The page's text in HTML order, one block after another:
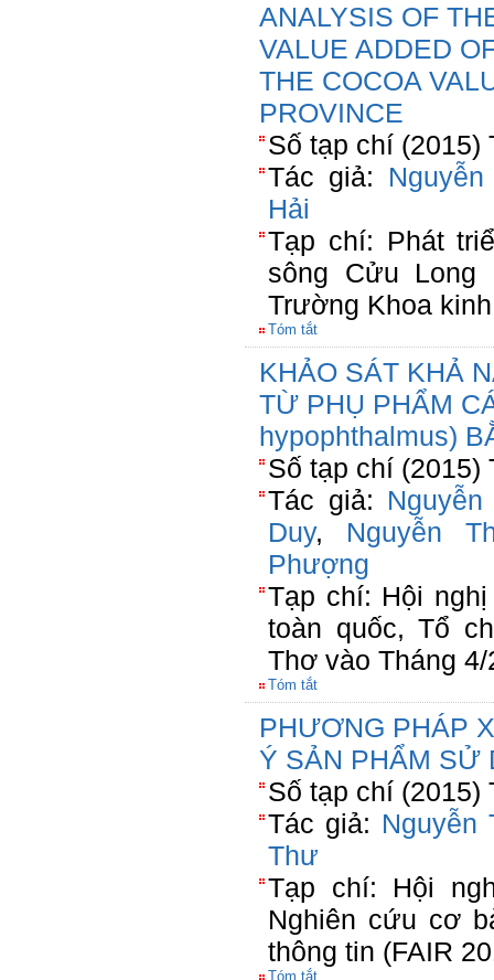
ANALYSIS OF
VALUE ADDED
THE COCOA
PROVINCE
Số tạp chí (2015)
Tác giả:
Hải
Tạp chí: Phát
sông Cửu
Trường Khoa
Tóm tắt
KHẢO SÁT KHẢ
TỪ PHỤ PHẨM
hypophthalmus)
Số tạp chí (2015)
Tác giả:
Duy, Nguyễn
Phượng
Tạp chí: Hội
toàn quốc, Tổ
Thơ vào Tháng 4/
Tóm tắt
PHƯƠNG PHÁP
Ý SẢN PHẨM SỬ
Số tạp chí (2015)
Tác giả: Nguyễn
Thư
Tạp chí: Hội
Nghiên cứu cơ
thông tin (FAIR
Tóm tắt